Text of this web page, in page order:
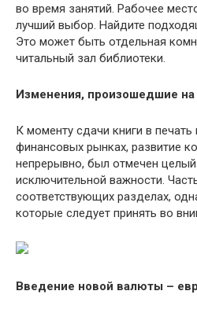
во время занятий. Рабочее
лучший выбор. Найдите
Это может быть отдельная
читальный зал библиотеки.
Изменения, произошедшие на
К моменту сдачи книги в
финансовых рынках, развитие
непрерывно, был отмечен
исключительной важности.
соответствующих разделах,
которые следует принять во
Введение новой валюты –